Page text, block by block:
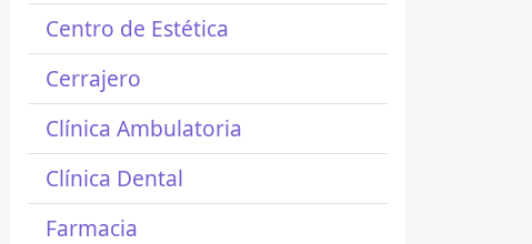
Centro de Estética
Cerrajero
Clínica Ambulatoria
Clínica Dental
Farmacia